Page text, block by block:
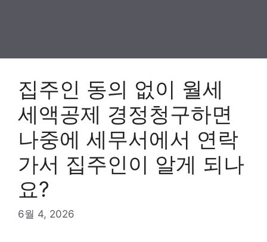
집주인 동의 없이 월세
세액공제 경정청구하면
나중에 세무서에서 연락
가서 집주인이 알게 되나
요?
6월 4, 2026